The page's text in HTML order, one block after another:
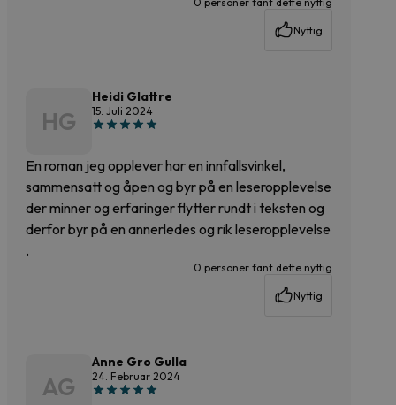
Nyttig
HG
Heidi Glattre
15. Juli 2024
En roman jeg opplever har en innfallsvinkel,
sammensatt og åpen og byr på en leseropplevelse
der minner og erfaringer flytter rundt i teksten og
derfor byr på en annerledes og rik leseropplevelse
.
0 personer fant dette nyttig
Nyttig
AG
Anne Gro Gulla
24. Februar 2024